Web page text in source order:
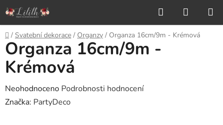
Přejít
na
obsah
Hledat
KOŠÍK
Domů
/ Svatební dekorace / Organzy / Organza 16cm/9m - Krémová
Organza 16cm/9m -
Krémová
Průměrné
hodnocení
Neohodnoceno Podrobnosti hodnocení
Značka: PartyDeco